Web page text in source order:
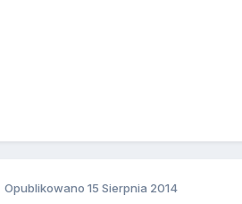
Opublikowano 15 Sierpnia 2014